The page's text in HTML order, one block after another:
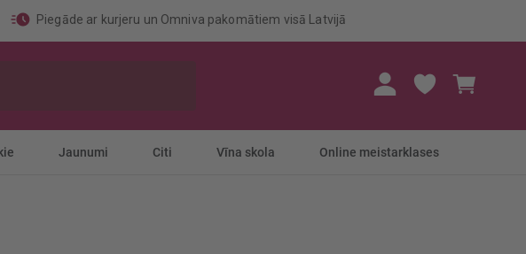
Piegāde ar kurjeru un Omniva pakomātiem visā Latvijā
Jaunumi Citi Vīna skola Online meistarklases